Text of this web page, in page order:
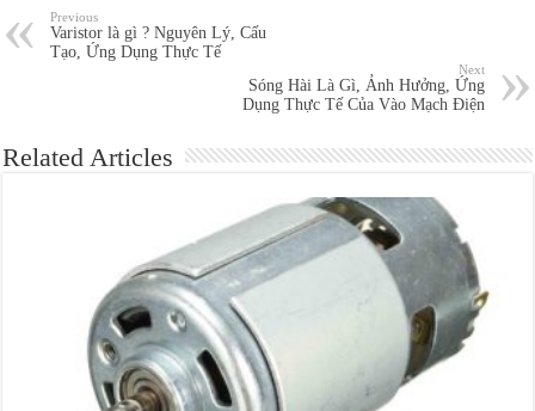
Previous
Varistor là gì ? Nguyên Lý, Cấu
Tạo, Ứng Dụng Thực Tế
Next
Sóng Hài Là Gì, Ảnh Hưởng, Ứng
Dụng Thực Tế Của Vào Mạch Điện
Related Articles